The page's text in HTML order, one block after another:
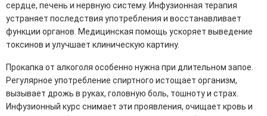
сердце, печень и нервную систему. Инфузионная терапия
устраняет последствия употребления и восстанавливает
функции органов. Медицинская помощь ускоряет выведение
токсинов и улучшает клиническую картину.
Прокапка от алкоголя особенно нужна при длительном запое.
Регулярное употребление спиртного истощает организм,
вызывает дрожь в руках, головную боль, тошноту и страх.
Инфузионный курс снимает эти проявления, очищает кровь и